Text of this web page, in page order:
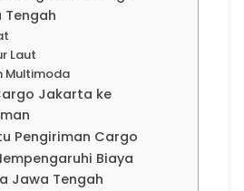
Laut
Multimoda
Jakarta ke
Pengiriman Cargo
Biaya
Jawa Tengah